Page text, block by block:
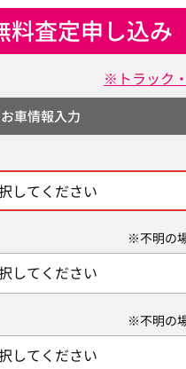
料査定申し込み
※トラック
お車情報入力
してください
※不明の
してください
※不明の
してください